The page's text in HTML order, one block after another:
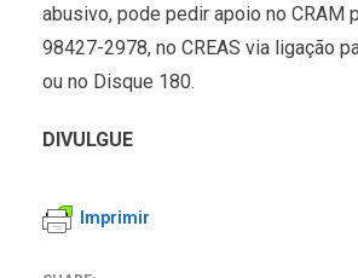
abusivo, pode pedir apoio no CRAM
98427-2978, no CREAS via ligação
ou no Disque 180.
DIVULGUE
Imprimir